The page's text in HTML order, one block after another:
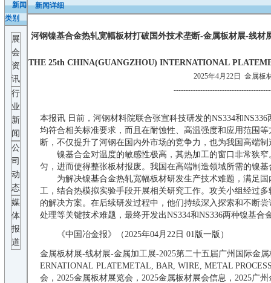
新闻
类别
展
会
资
讯
行
业
新
闻
公
司
动
态
媒
体
报
道
新闻详细
河钢镍基合金热轧宽幅板材打破国外技术垄断-金属板材展-线
THE 25th CHINA(GUANGZHOU) INTERNATIONAL
2025年4月22日
金属板
本报讯 日前，河钢材料院联合张宣科技研发的NS334和
均符合相关标准要求，而且在耐蚀性、高温强度和应用范围
断，不仅提升了河钢在国内外市场的竞争力，也为我国高端
镍基合金对温度的敏感性极高，其热加工的窗口非常狭窄
匀，进而使得整张板材报废。我国在高端制造领域所需的镍
为解决镍基合金热轧宽幅板材研发生产技术难题，满足国
工，结合热模拟实验手段开展相关研究工作。攻关小组经过
的解决方案。在后续研发过程中，他们持续深入探索和不断
处理等关键技术难题，最终开发出NS334和NS336两种镍基
《中国冶金报》（2025年04月22日 01版一版）
金属板材展-线材展-金属加工展-2025第二十五届广州国际金
ERNATIONAL PLATEMETAL, BAR, WIRE, METAL
会， 2025金属板材展览会， 2025金属板材展会信息， 2025广州